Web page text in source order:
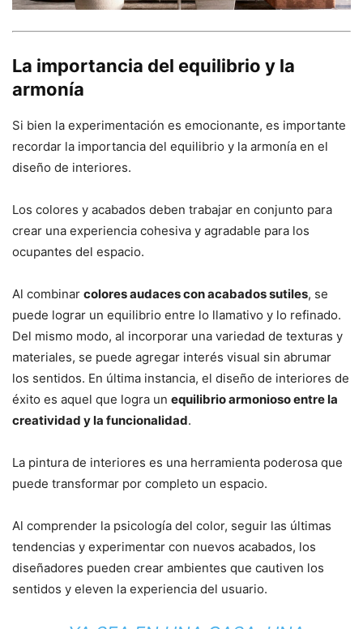
La importancia del equilibrio y la
armonía
Si bien la experimentación es emocionante, es importante
recordar la importancia del equilibrio y la armonía en el
diseño de interiores.
Los colores y acabados deben trabajar en conjunto para
crear una experiencia cohesiva y agradable para los
ocupantes del espacio.
Al combinar colores audaces con acabados sutiles, se
puede lograr un equilibrio entre lo llamativo y lo refinado.
Del mismo modo, al incorporar una variedad de texturas y
materiales, se puede agregar interés visual sin abrumar
los sentidos. En última instancia, el diseño de interiores de
éxito es aquel que logra un equilibrio armonioso entre la
creatividad y la funcionalidad.
La pintura de interiores es una herramienta poderosa que
puede transformar por completo un espacio.
Al comprender la psicología del color, seguir las últimas
tendencias y experimentar con nuevos acabados, los
diseñadores pueden crear ambientes que cautiven los
sentidos y eleven la experiencia del usuario.